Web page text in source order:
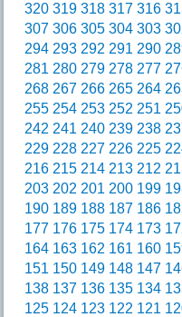
320 319 318 317 316
307 306 305 304 303
294 293 292 291 290
281 280 279 278 277
268 267 266 265 264
255 254 253 252 251
242 241 240 239 238
229 228 227 226 225
216 215 214 213 212
203 202 201 200 199
190 189 188 187 186
177 176 175 174 173
164 163 162 161 160
151 150 149 148 147
138 137 136 135 134
125 124 123 122 121